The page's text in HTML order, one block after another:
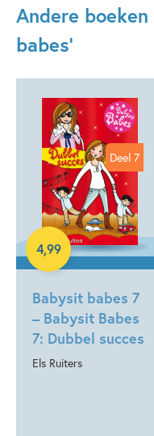
Andere
babes'
Deel 7
Babysit babes 7
– Babysit Babes
7: Dubbel succes
Els Ruiters
4,99
E-book